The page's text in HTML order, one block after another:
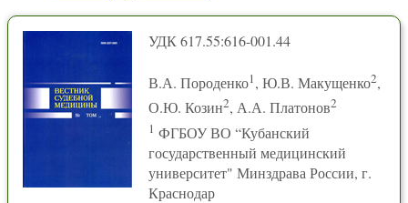
УДК 617.55:616-001.44
В.А. Породенко1, Ю.В. Макущенко2,
О.Ю. Козин2, А.А. Платонов2
1 ФГБОУ ВО “Кубанский
государственный медицинский
университет" Минздрава России, г.
Краснодар